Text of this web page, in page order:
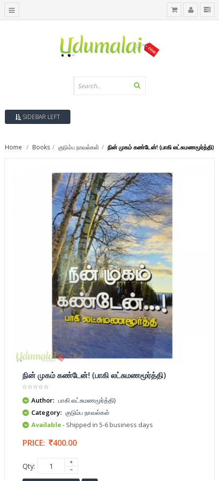
SIDEBAR LEFT
Home Books குடும்ப நாவல்கள் நின் முகம் கண்டேன்! (பாகி லட்சுமணமூர்த்தி)
நின் முகம் கண்டேன்! (பாகி லட்சுமணமூர்த்தி)
Author: பாகி லட்சுமணமூர்த்தி)
Category: குடும்ப நாவல்கள்
Available- Shipped in 5-6 business days
PRICE: 400.00
Qty: